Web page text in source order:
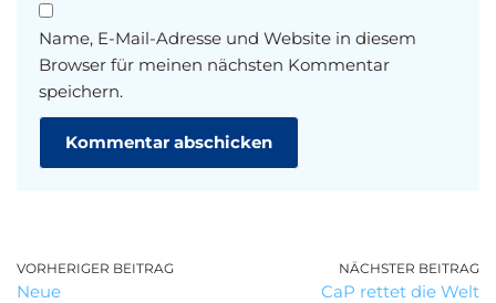
Name, E-Mail-Adresse und Website in diesem
Browser für meinen nächsten Kommentar
speichern.
VORHERIGER BEITRAG
Neue
NÄCHSTER BEITRAG
CaP rettet die Welt